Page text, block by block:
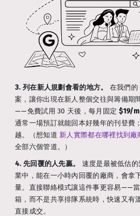
3. 列在新人規劃會看的地方。 在我們的
案，讓你出現在新人整個交往與籌備期
——免費試用 30 天後，每月固定$19/
通常一場預訂就能回本好幾年的刊登費
越。（想知道 新人實際都在哪裡找到廠
全部六個管道。）
4. 先回覆的人先贏。
速度是最被低估
業中，能在一小時內回覆的廠商，會拿
量。直接聯絡模式讓這件事更容易——
箱，而不是共享排隊系統時，快速又有
直接成交。